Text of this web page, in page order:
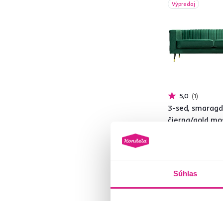
Súhlas
Výpredaj
5,0 1
3-sed,
čierna/gold
549 €